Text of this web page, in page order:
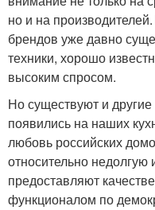
но и на
брендов уже давно
техники, хорошо
высоким спросом.
Но существуют и
появились на наших
любовь российских
относительно
предоставляют
функционалом по